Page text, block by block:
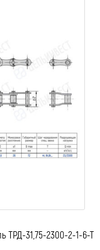
ТРД-31,75-2300-2-1-6-Т